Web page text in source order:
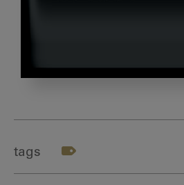
キ
ッ
チ
tags